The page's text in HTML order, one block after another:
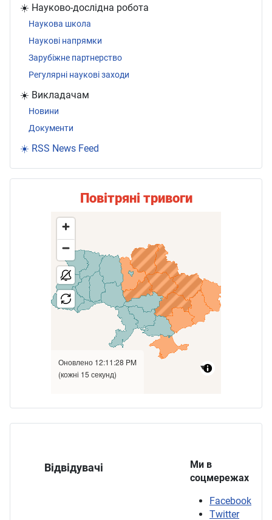
☀️ Науково-дослідна робота
Наукова школа
Наукові напрямки
Зарубіжне партнерство
Регулярні наукові заходи
☀️ Викладачам
Новини
Документи
☀️ RSS News Feed
Повітряні тривоги
Відвідувачі
Ми в
соцмережах
Facebook
Twitter